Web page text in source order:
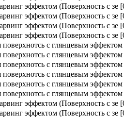
эффектом (Поверхность с зе
эффектом (Поверхность с зе
эффектом (Поверхность с зе
эффектом (Поверхность с зе
с глянцевым эффектом
с глянцевым эффектом
с глянцевым эффектом
с глянцевым эффектом
с глянцевым эффектом
с глянцевым эффектом
эффектом (Поверхность с зе
эффектом (Поверхность с зе